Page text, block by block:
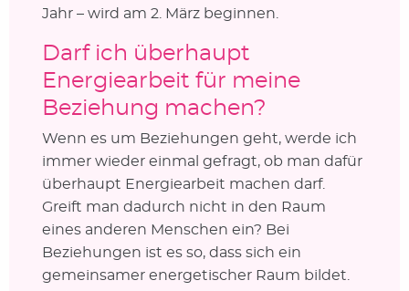
Jahr – wird am 2. März beginnen.
Darf ich überhaupt
Energiearbeit für meine
Beziehung machen?
Wenn es um Beziehungen geht, werde ich
immer wieder einmal gefragt, ob man dafür
überhaupt Energiearbeit machen darf.
Greift man dadurch nicht in den Raum
eines anderen Menschen ein? Bei
Beziehungen ist es so, dass sich ein
gemeinsamer energetischer Raum bildet.